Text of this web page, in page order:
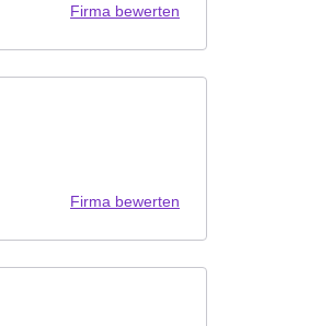
Firma bewerten
Firma bewerten